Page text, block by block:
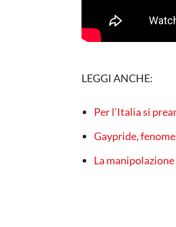
LEGGI ANCHE:
Per l’Italia si
Gaypride,
La